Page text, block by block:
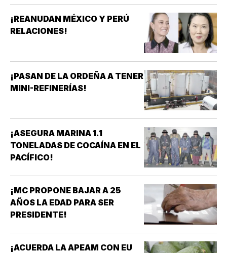
¡REANUDAN MÉXICO Y PERÚ
RELACIONES!
¡PASAN DE LA ORDEÑA A TENER
MINI-REFINERÍAS!
¡ASEGURA MARINA 1.1
TONELADAS DE COCAÍNA EN EL
PACÍFICO!
¡MC PROPONE BAJAR A 25
AÑOS LA EDAD PARA SER
PRESIDENTE!
¡ACUERDA LA APEAM CON EU